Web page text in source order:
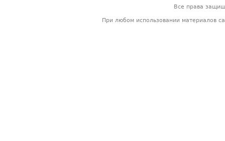
Все права
При любом использовании материалов